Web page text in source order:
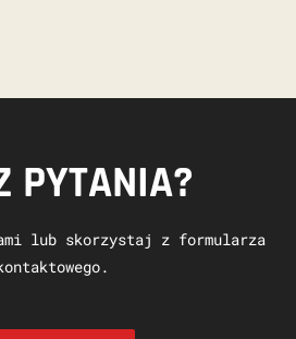
PYTANIA?
lub skorzystaj z formularza